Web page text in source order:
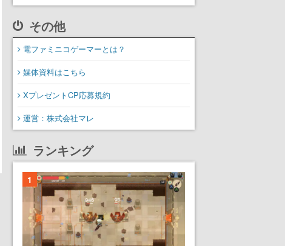
その他
電ファミニコゲーマーとは？
媒体資料はこちら
XプレゼントCP応募規約
運営：株式会社マレ
ランキング
1